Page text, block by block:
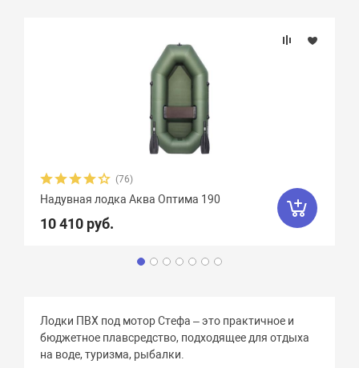
(76)
Надувная лодка Аква Оптима 190
10 410 руб.
Лодки ПВХ под мотор Стефа – это практичное и
бюджетное плавсредство, подходящее для отдыха
на воде, туризма, рыбалки.